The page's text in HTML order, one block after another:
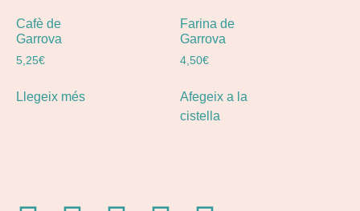
Cafè de
Garrova
5,25€
Llegeix més
Farina de
Garrova
4,50€
Afegeix a la
cistella